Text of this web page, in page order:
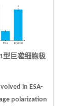
型巨噬细胞极
in ESA-
polarization